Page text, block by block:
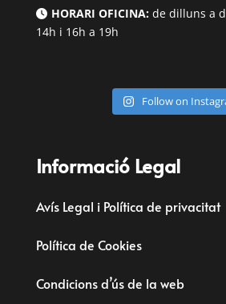
HORARI OFICINA:de dilluns a
14h i 16h a 19h
Follow on
Informació Legal
Avís Legal i Política de privacitat
Política de Cookies
Condicions d’ús de la web